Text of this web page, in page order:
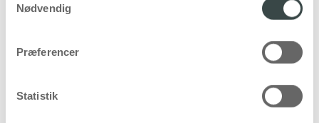
Nødvendig
Præferencer
Statistik